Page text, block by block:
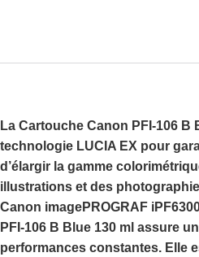
La Cartouche Canon PFI-106 B
technologie LUCIA EX pour
d’élargir la gamme
illustrations et des
Canon imagePROGRAF
PFI-106 B Blue 130 ml assure
performances constantes. Elle